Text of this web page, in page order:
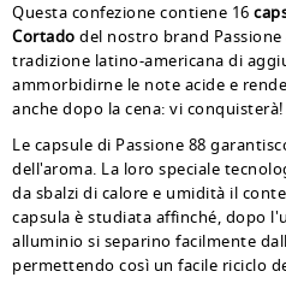
Questa confezione contiene 16
Cortado del nostro brand
tradizione latino-americana di
ammorbidirne le note acide e
anche dopo la cena: vi
Le capsule di Passione 88
dell'aroma. La loro speciale
da sbalzi di calore e umidità il
capsula è studiata affinché, dopo
alluminio si separino facilmente
permettendo così un facile riciclo